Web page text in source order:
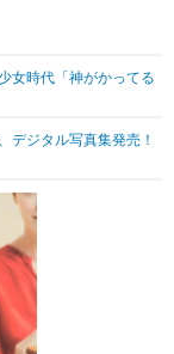
その他
女時代「神がかってる
デジタル写真集発売！